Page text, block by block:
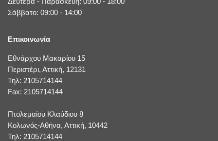
Σάββατο: 09:00 - 14:00
Επικοινωνία
Εθνάρχου Μακαρίου 15
Περιστέρι, Αττική, 12131
Τηλ: 2105714144
Fax: 2105714144
Πτολεμαίου Κλαύδιου 8
Κολωνός-Αθήνα, Αττική, 10442
Τηλ: 2105714144